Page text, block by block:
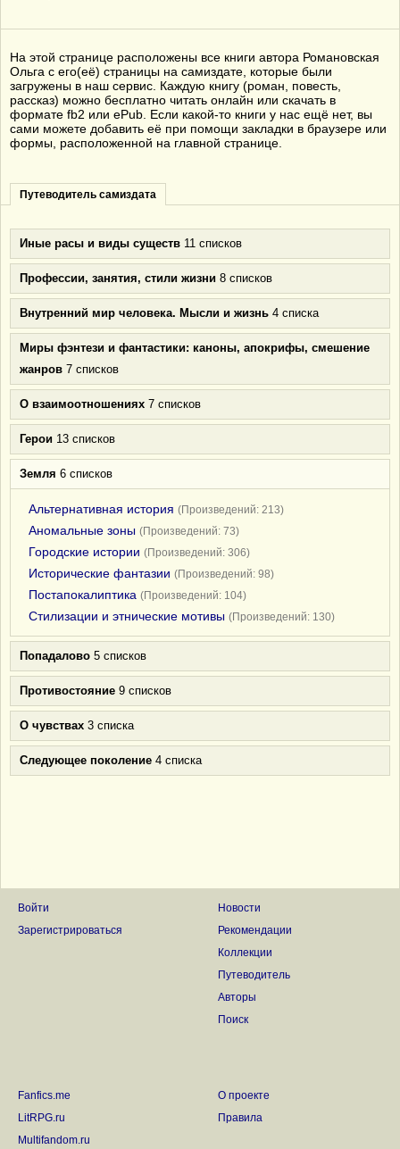
На этой странице расположены все книги автора Романовская
Ольга с его(её) страницы на самиздате, которые были
загружены в наш сервис. Каждую книгу (роман, повесть,
рассказ) можно бесплатно читать онлайн или скачать в
формате fb2 или ePub. Если какой-то книги у нас ещё нет, вы
сами можете добавить её при помощи закладки в браузере или
формы, расположенной на главной странице.
Путеводитель самиздата
Иные расы и виды существ 11 списков
Профессии, занятия, стили жизни 8 списков
Внутренний мир человека. Мысли и жизнь 4 списка
Миры фэнтези и фантастики: каноны, апокрифы, смешение
жанров 7 списков
О взаимоотношениях 7 списков
Герои 13 списков
Земля 6 списков
Альтернативная история (Произведений: 213)
Аномальные зоны (Произведений: 73)
Городские истории (Произведений: 306)
Исторические фантазии (Произведений: 98)
Постапокалиптика (Произведений: 104)
Стилизации и этнические мотивы (Произведений: 130)
Попадалово 5 списков
Противостояние 9 списков
О чувствах 3 списка
Следующее поколение 4 списка
Войти
Зарегистрироваться
Новости
Рекомендации
Коллекции
Путеводитель
Авторы
Поиск
Fanfics.me
LitRPG.ru
Multifandom.ru
О проекте
Правила